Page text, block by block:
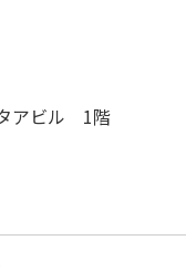
アビル 1階